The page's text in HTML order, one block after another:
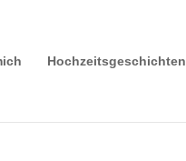
Hochzeitsgeschichten